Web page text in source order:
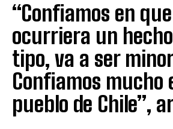
“Confiamos en
ocurriera un
tipo, va a ser
Confiamos mucho
pueblo de Chile”,